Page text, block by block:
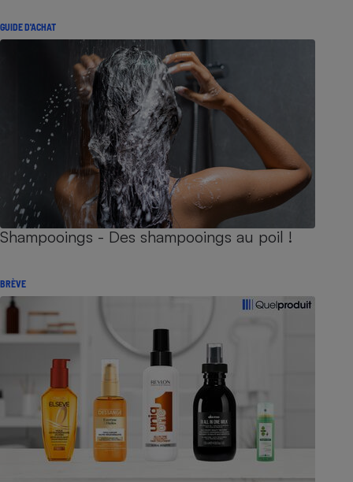
GUIDE D'ACHAT
Shampooings - Des shampooings au poil !
BRÈVE